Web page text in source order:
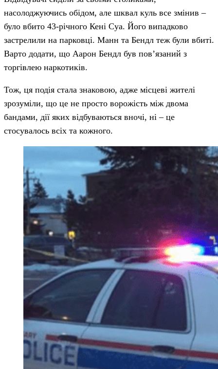
насолоджуючись обідом, але шквал куль все змінив –
було вбито 43-річного Кені Суа. Його випадково
застрелили на парковці. Манн та Бендл теж були вбиті.
Варто додати, що Аарон Бендл був пов’язаний з
торгівлею наркотиків.
Тож, ця подія стала знаковою, адже місцеві жителі
зрозуміли, що це не просто ворожість між двома
бандами, дії яких відбуваються вночі, ні – це
стосувалось всіх та кожного.